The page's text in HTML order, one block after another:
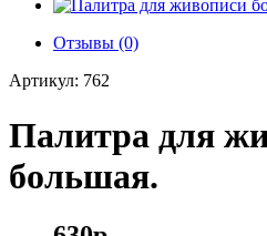
Отзывы (0)
Артикул: 762
Палитра для
большая.